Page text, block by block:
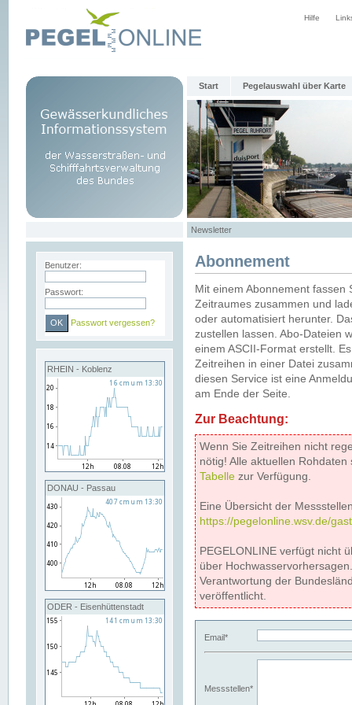
Hilfe
Start Pegelauswahl über Karte
Newsletter
Benutzer:
Passwort:
Passwort vergessen?
RHEIN - Koblenz
DONAU - Passau
ODER - Eisenhüttenstadt
Abonnement
Mit einem Abonnement
Zeitraumes zusammen und
oder automatisiert herunter.
zustellen lassen. Abo-Dateien
einem ASCII-Format erstellt.
Zeitreihen in einer Datei
diesen Service ist eine
am Ende der Seite.
Zur Beachtung:
Wenn Sie Zeitreihen nicht
nötig! Alle aktuellen
Tabelle zur Verfügung.
Eine Übersicht der
https://pegelonline.wsv.de/
PEGELONLINE verfügt nicht
über
Verantwortung der
veröffentlicht.
Email*
Messstellen*